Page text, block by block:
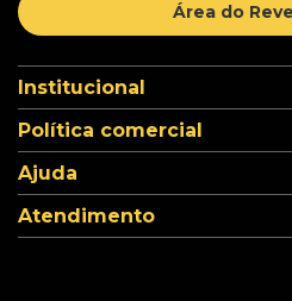
Área do
Institucional
Política comercial
Ajuda
Atendimento